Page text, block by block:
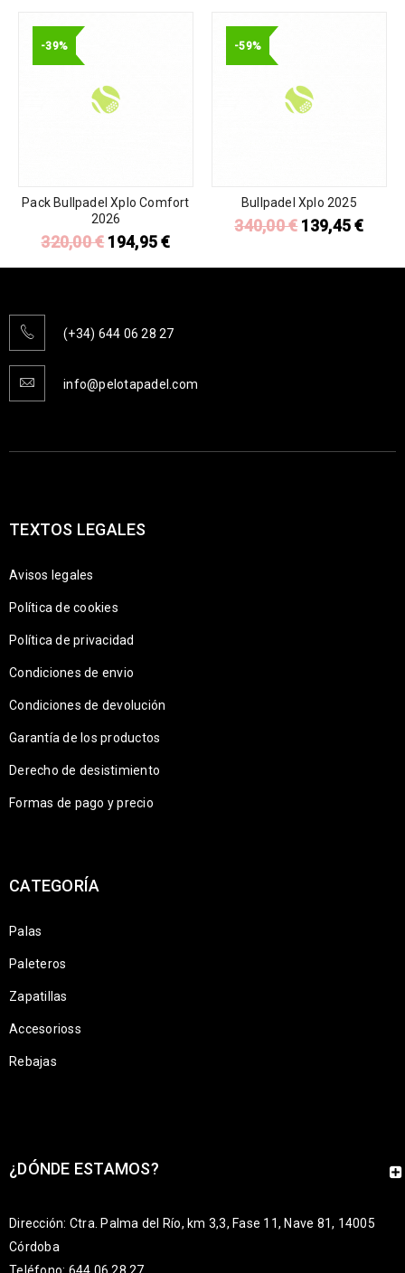
-39%
Pack Bullpadel Xplo Comfort
2026
320,00€ 194,95€
-59%
Bullpadel Xplo 2025
340,00€ 139,45€
(+34) 644 06 28 27
info@pelotapadel.com
TEXTOS LEGALES
Avisos legales
Política de cookies
Política de privacidad
Condiciones de envio
Condiciones de devolución
Garantía de los productos
Derecho de desistimiento
Formas de pago y precio
CATEGORÍA
Palas
Paleteros
Zapatillas
Accesorioss
Rebajas
¿DÓNDE ESTAMOS?
Dirección: Ctra. Palma del Río, km 3,3, Fase 11, Nave 81, 14005
Córdoba